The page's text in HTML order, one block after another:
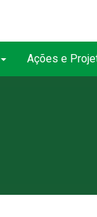
Ações e